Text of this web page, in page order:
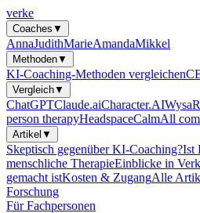
verke
Coaches ▼
AnnaJudithMarieAmandaMikkel
Methoden▼
KI-Coaching-Methoden vergleichen
Vergleich▼
ChatGPTClaude.aiCharacter.AIWysa
person therapyHeadspaceCalmAll
Artikel ▼
Skeptisch gegenüber KI-Coaching?Ist
menschliche TherapieEinblicke in
gemacht istKosten & ZugangAlle
Forschung
Für Fachpersonen